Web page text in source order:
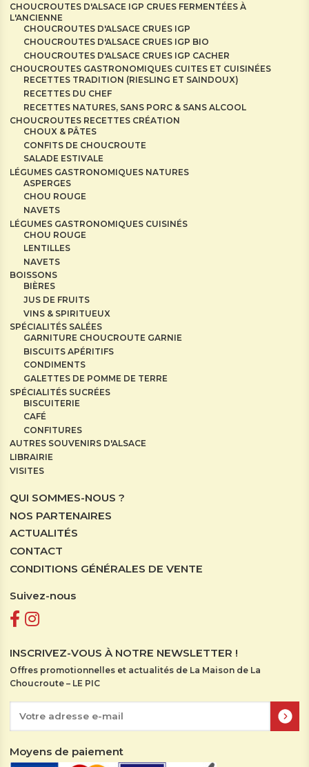
CHOUCROUTES D'ALSACE IGP CRUES FERMENTÉES À
L'ANCIENNE
CHOUCROUTES D'ALSACE CRUES IGP
CHOUCROUTES D'ALSACE CRUES IGP BIO
CHOUCROUTES D'ALSACE CRUES IGP CACHER
CHOUCROUTES GASTRONOMIQUES CUITES ET CUISINÉES
RECETTES TRADITION (RIESLING ET SAINDOUX)
RECETTES DU CHEF
RECETTES NATURES, SANS PORC & SANS ALCOOL
CHOUCROUTES RECETTES CRÉATION
CHOUX & PÂTES
CONFITS DE CHOUCROUTE
SALADE ESTIVALE
LÉGUMES GASTRONOMIQUES NATURES
ASPERGES
CHOU ROUGE
NAVETS
LÉGUMES GASTRONOMIQUES CUISINÉS
CHOU ROUGE
LENTILLES
NAVETS
BOISSONS
BIÈRES
JUS DE FRUITS
VINS & SPIRITUEUX
SPÉCIALITÉS SALÉES
GARNITURE CHOUCROUTE GARNIE
BISCUITS APÉRITIFS
CONDIMENTS
GALETTES DE POMME DE TERRE
SPÉCIALITÉS SUCRÉES
BISCUITERIE
CAFÉ
CONFITURES
AUTRES SOUVENIRS D'ALSACE
LIBRAIRIE
VISITES
QUI SOMMES-NOUS ?
NOS PARTENAIRES
ACTUALITÉS
CONTACT
CONDITIONS GÉNÉRALES DE VENTE
Suivez-nous
INSCRIVEZ-VOUS À NOTRE NEWSLETTER !
Offres promotionnelles et actualités de La Maison de La
Choucroute – LE PIC
Moyens de paiement